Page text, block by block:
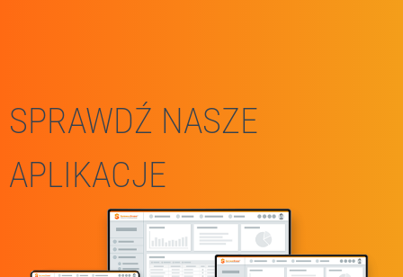
SPRAWDŹ NASZE
APLIKACJE